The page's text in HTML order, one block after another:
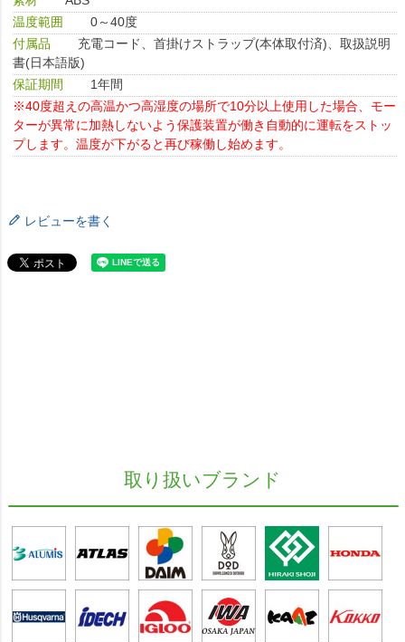
温度範囲
0～40度
付属品
充電コード、首掛けストラップ(本体取付済)、取扱説明
書(日本語版)
保証期間
1年間
※40度超えの高温かつ高湿度の場所で10分以上使用した場合、モー
ターが異常に加熱しないよう保護装置が働き自動的に運転をストッ
プします。温度が下がると再び稼働し始めます。
レビューを書く
取り扱いブランド